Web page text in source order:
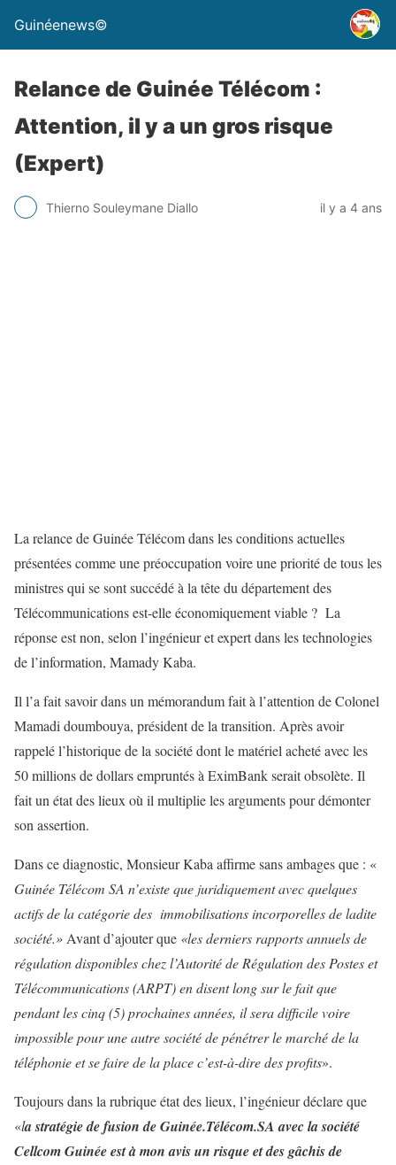
Guinéenews©
Relance de Guinée Télécom :
Attention, il y a un gros risque
(Expert)
Thierno Souleymane Diallo il y a 4 ans
La relance de Guinée Télécom dans les conditions actuelles
présentées comme une préoccupation voire une priorité de tous les
ministres qui se sont succédé à la tête du département des
Télécommunications est-elle économiquement viable ? La
réponse est non, selon l’ingénieur et expert dans les technologies
de l’information, Mamady Kaba.
Il l’a fait savoir dans un mémorandum fait à l’attention de Colonel
Mamadi doumbouya, président de la transition. Après avoir
rappelé l’historique de la société dont le matériel acheté avec les
50 millions de dollars empruntés à EximBank serait obsolète. Il
fait un état des lieux où il multiplie les arguments pour démonter
son assertion.
Dans ce diagnostic, Monsieur Kaba affirme sans ambages que : «
Guinée Télécom SA n’existe que juridiquement avec quelques
actifs de la catégorie des immobilisations incorporelles de ladite
société.» Avant d’ajouter que «les derniers rapports annuels de
régulation disponibles chez l’Autorité de Régulation des Postes et
Télécommunications (ARPT) en disent long sur le fait que
pendant les cinq (5) prochaines années, il sera difficile voire
impossible pour une autre société de pénétrer le marché de la
téléphonie et se faire de la place c’est-à-dire des profits».
Toujours dans la rubrique état des lieux, l’ingénieur déclare que
«la stratégie de fusion de Guinée.Télécom.SA avec la société
Cellcom Guinée est à mon avis un risque et des gâchis de